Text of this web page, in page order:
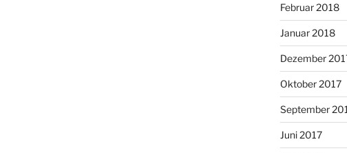
Februar 2018
Januar 2018
Dezember
Oktober 2017
September
Juni 2017